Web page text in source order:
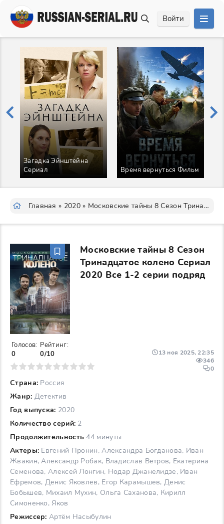
Войти
Загадка Эйнштейна
Сериал
Время вернуться Фильм
Главная » 2020» Московские тайны 8 Сезон Тринадцатое колено Сериал
Московские тайны 8 Сезон
Тринадцатое колено Сериал
2020 Все 1-2 серии подряд
Страна: Россия
Жанр: Детектив
Год выпуска: 2020
Количество серий: 2
Продолжительность 44 минуты
Актеры: Евгений Пронин, Александра Богданова, Иван
Жвакин, Александр Робак, Владислав Ветров, Екатерина
Семенова, Алексей Лонгин, Нодар Джанелидзе, Иван
Ефремов, Денис Яковлев, Егор Карамышев, Денис
Бобышев, Михаил Мухин, Ольга Саханова, Кирилл
Симоненко, Яков
Режиссер: Артём Насыбулин
13 ноя 2025, 22:35
346
0
Голосов:
0
Рейтинг:
0/10
7 8 9 10